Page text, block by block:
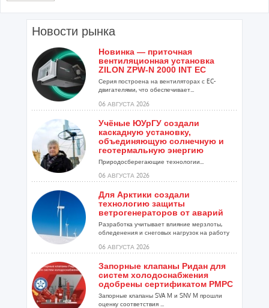
Новости рынка
Новинка — приточная
вентиляционная установка
ZILON ZPW-N 2000 INT EC
Серия построена на вентиляторах с EC-
двигателями, что обеспечивает...
06 АВГУСТА 2026
Учёные ЮУрГУ создали
каскадную установку,
объединяющую солнечную и
геотермальную энергию
Природосберегающие технологии...
06 АВГУСТА 2026
Для Арктики создали
технологию защиты
ветрогенераторов от аварий
Разработка учитывает влияние мерзлоты,
обледенения и снеговых нагрузок на работу
06 АВГУСТА 2026
Запорные клапаны Ридан для
систем холодоснабжения
одобрены сертификатом РМРС
Запорные клапаны SVA M и SNV M прошли
оценку соответствия ...